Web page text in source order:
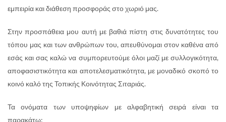
εμπειρία και διάθεση προσφοράς στο χωριό μας.
Στην προσπάθεια μου αυτή με βαθιά πίστη στις δυνατότητες του
τόπου μας και των ανθρώπων του, απευθύνομαι στον καθένα από
εσάς και σας καλώ να συμπορευτούμε όλοι μαζί με συλλογικότητα,
αποφασιστικότητα και αποτελεσματικότητα, με μοναδικό σκοπό το
κοινό καλό της Τοπικής Κοινότητας Σιταριάς.
Τα ονόματα των υποψηφίων με αλφαβητική σειρά είναι τα
παρακάτω: